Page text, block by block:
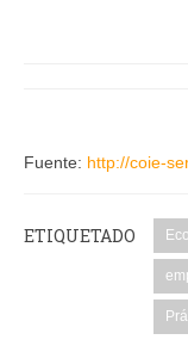
Fuente: http://coie-
ETIQUETADO